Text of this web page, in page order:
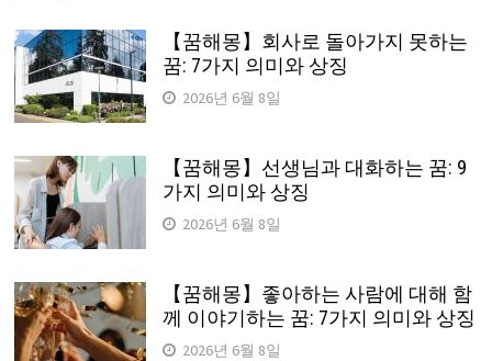
【꿈해몽】회사로 돌아가지 못하는
꿈: 7가지 의미와 상징
2026년 6월 8일
【꿈해몽】선생님과 대화하는 꿈: 9
가지 의미와 상징
2026년 6월 8일
【꿈해몽】좋아하는 사람에 대해 함
께 이야기하는 꿈: 7가지 의미와 상징
2026년 6월 8일